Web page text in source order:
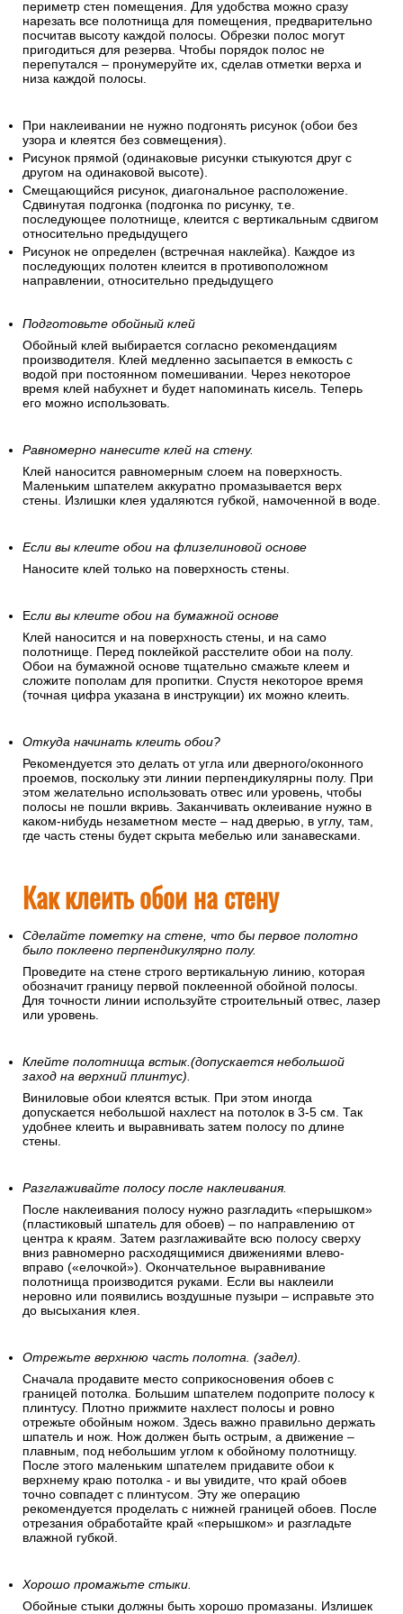
периметр стен помещения. Для удобства можно сразу
нарезать все полотнища для помещения, предварительно
посчитав высоту каждой полосы. Обрезки полос могут
пригодиться для резерва. Чтобы порядок полос не
перепутался – пронумеруйте их, сделав отметки верха и
низа каждой полосы.
При наклеивании не нужно подгонять рисунок (обои без
узора и клеятся без совмещения).
Рисунок прямой (одинаковые рисунки стыкуются друг с
другом на одинаковой высоте).
Смещающийся рисунок, диагональное расположение.
Сдвинутая подгонка (подгонка по рисунку, т.е.
последующее полотнище, клеится с вертикальным сдвигом
относительно предыдущего
Рисунок не определен (встречная наклейка). Каждое из
последующих полотен клеится в противоположном
направлении, относительно предыдущего
Подготовьте обойный клей
Обойный клей выбирается согласно рекомендациям
производителя. Клей медленно засыпается в емкость с
водой при постоянном помешивании. Через некоторое
время клей набухнет и будет напоминать кисель. Теперь
его можно использовать.
Равномерно нанесите клей на стену.
Клей наносится равномерным слоем на поверхность.
Маленьким шпателем аккуратно промазывается верх
стены. Излишки клея удаляются губкой, намоченной в воде.
Если вы клеите обои на флизелиновой основе
Наносите клей только на поверхность стены.
Если вы клеите обои на бумажной основе
Клей наносится и на поверхность стены, и на само
полотнище. Перед поклейкой расстелите обои на полу.
Обои на бумажной основе тщательно смажьте клеем и
сложите пополам для пропитки. Спустя некоторое время
(точная цифра указана в инструкции) их можно клеить.
Откуда начинать клеить обои?
Рекомендуется это делать от угла или дверного/оконного
проемов, поскольку эти линии перпендикулярны полу. При
этом желательно использовать отвес или уровень, чтобы
полосы не пошли вкривь. Заканчивать оклеивание нужно в
каком-нибудь незаметном месте – над дверью, в углу, там,
где часть стены будет скрыта мебелью или занавесками.
Как клеить обои на стену
Сделайте пометку на стене, что бы первое полотно
было поклеено перпендикулярно полу.
Проведите на стене строго вертикальную линию, которая
обозначит границу первой поклеенной обойной полосы.
Для точности линии используйте строительный отвес, лазер
или уровень.
Клейте полотнища встык.(допускается небольшой
заход на верхний плинтус).
Виниловые обои клеятся встык. При этом иногда
допускается небольшой нахлест на потолок в 3-5 см. Так
удобнее клеить и выравнивать затем полосу по длине
стены.
Разглаживайте полосу после наклеивания.
После наклеивания полосу нужно разгладить «перышком»
(пластиковый шпатель для обоев) – по направлению от
центра к краям. Затем разглаживайте всю полосу сверху
вниз равномерно расходящимися движениями влево-
вправо («елочкой»). Окончательное выравнивание
полотнища производится руками. Если вы наклеили
неровно или появились воздушные пузыри – исправьте это
до высыхания клея.
Отрежьте верхнюю часть полотна. (задел).
Сначала продавите место соприкосновения обоев с
границей потолка. Большим шпателем подоприте полосу к
плинтусу. Плотно прижмите нахлест полосы и ровно
отрежьте обойным ножом. Здесь важно правильно держать
шпатель и нож. Нож должен быть острым, а движение –
плавным, под небольшим углом к обойному полотнищу.
После этого маленьким шпателем придавите обои к
верхнему краю потолка - и вы увидите, что край обоев
точно совпадет с плинтусом. Эту же операцию
рекомендуется проделать с нижней границей обоев. После
отрезания обработайте край «перышком» и разгладьте
влажной губкой.
Хорошо промажьте стыки.
Обойные стыки должны быть хорошо промазаны. Излишек